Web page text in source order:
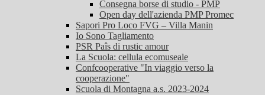
Consegna borse di studio - PMP
Open day dell'azienda PMP Promec
Sapori Pro Loco FVG – Villa Manin
Io Sono Tagliamento
PSR Paîs di rustic amour
La Scuola: cellula ecomuseale
Confcooperative "In viaggio verso la
cooperazione"
Scuola di Montagna a.s. 2023-2024